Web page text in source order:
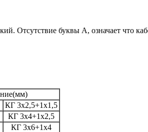
Отсутствие буквы А, означает что
КГ 3х2,5+1х1,5
КГ 3х4+1х2,5
КГ 3х6+1х4